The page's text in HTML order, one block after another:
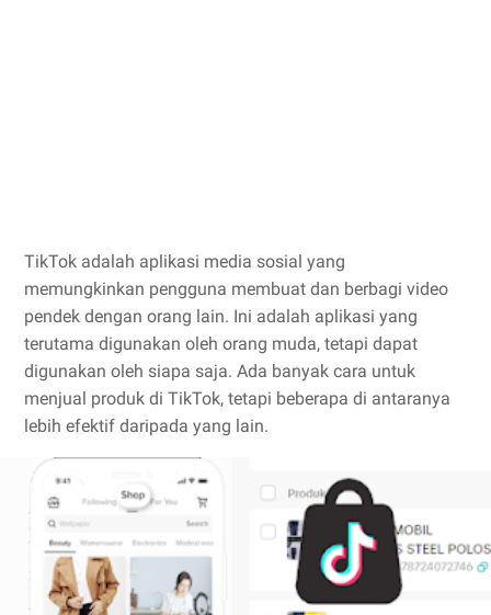
TikTok adalah aplikasi media sosial yang
memungkinkan pengguna membuat dan berbagi video
pendek dengan orang lain. Ini adalah aplikasi yang
terutama digunakan oleh orang muda, tetapi dapat
digunakan oleh siapa saja. Ada banyak cara untuk
menjual produk di TikTok, tetapi beberapa di antaranya
lebih efektif daripada yang lain.